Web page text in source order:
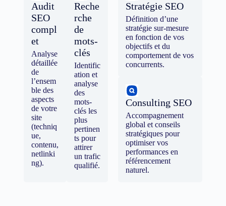
Audit
SEO
compl
et
Analyse
détaillée
de
l’ensem
ble des
aspects
de votre
site
(techniq
ue,
contenu,
netlinki
ng).
Reche
rche
de
mots-
clés
Identific
ation et
analyse
des
mots-
clés les
plus
pertinen
ts pour
attirer
un trafic
qualifié.
Stratégie SEO
Définition d’une
stratégie sur-mesure
en fonction de vos
objectifs et du
comportement de vos
concurrents.
Consulting SEO
Accompagnement
global et conseils
stratégiques pour
optimiser vos
performances en
référencement
naturel.